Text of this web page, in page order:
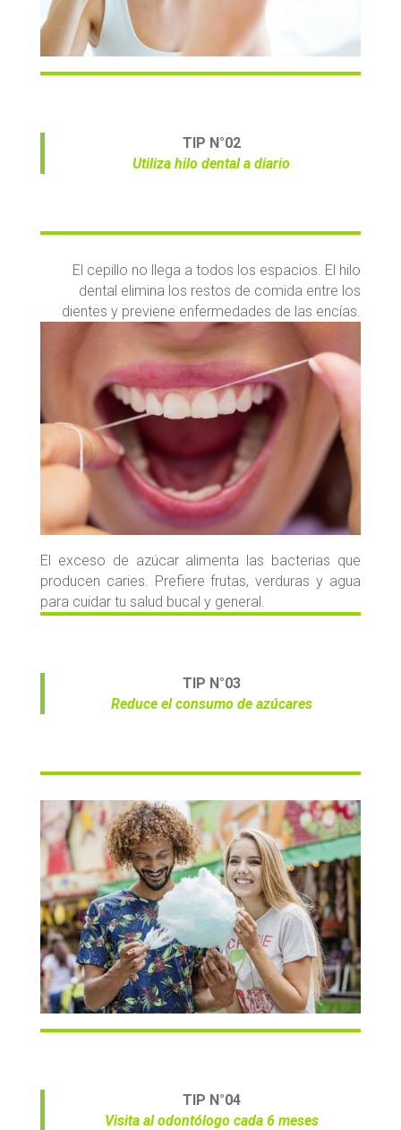
TIP N°02
Utiliza hilo dental a diario
El cepillo no llega a todos los espacios. El hilo
dental elimina los restos de comida entre los
dientes y previene enfermedades de las encías.
El exceso de azúcar alimenta las bacterias que
producen caries. Prefiere frutas, verduras y agua
para cuidar tu salud bucal y general.
TIP N°03
Reduce el consumo de azúcares
TIP N°04
Visita al odontólogo cada 6 meses